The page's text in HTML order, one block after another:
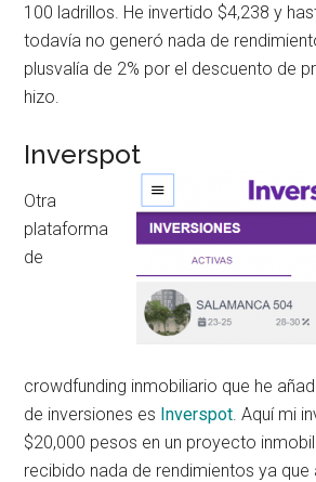
100 ladrillos. He invertido $4,238 y
todavía no generó nada de
plusvalía de 2% por el descuento de
hizo.
Inverspot
Otra
plataforma
de
crowdfunding inmobiliario que he
de inversiones es Inverspot . Aquí mi
$20,000 pesos en un proyecto
recibido nada de rendimientos ya